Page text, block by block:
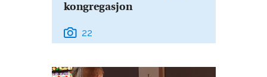
kongregasjon
22